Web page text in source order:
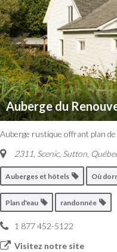
Auberge du
Auberge rustique offrant plan
2311, Scenic, Sutton,
Auberges et hôtels Où
Plan d'eau randonnée
1 877 452-5122
Visitez notre site